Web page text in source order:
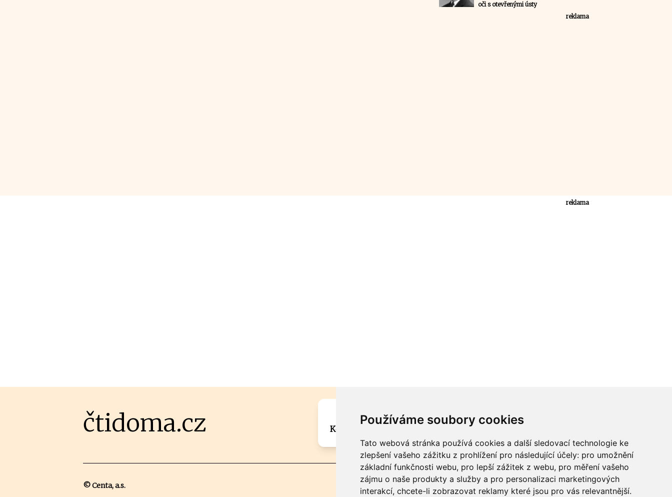
Používáme soubory cookies
Tato webová stránka používá cookies a další sledovací technologie ke
zlepšení vašeho zážitku z prohlížení pro následující účely: pro umožnění
základní funkčnosti webu, pro lepší zážitek z webu, pro měření vašeho
zájmu o naše produkty a služby a pro personalizaci marketingových
interakcí, chcete-li zobrazovat reklamy které jsou pro vás relevantnější.
oči s otevřenými ústy
reklama
reklama
čtidoma.cz
Máte zajímavou informaci? Chcete spolupracovat?
Kontaktujte šéfredaktora Martina Chalupu:
© Centa, a.s.